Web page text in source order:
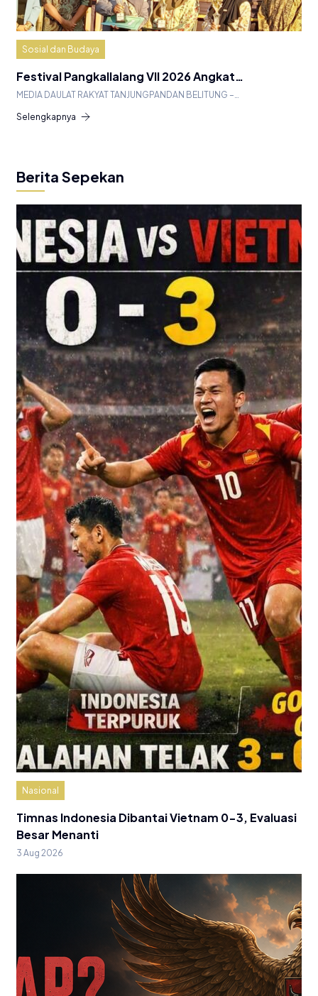
Sosial dan Budaya
Festival Pangkallalang VII 2026 Angkat…
MEDIA DAULAT RAKYAT TANJUNGPANDAN BELITUNG –…
Selengkapnya
Berita Sepekan
Nasional
Timnas Indonesia Dibantai Vietnam 0-3, Evaluasi
Besar Menanti
3 Aug 2026